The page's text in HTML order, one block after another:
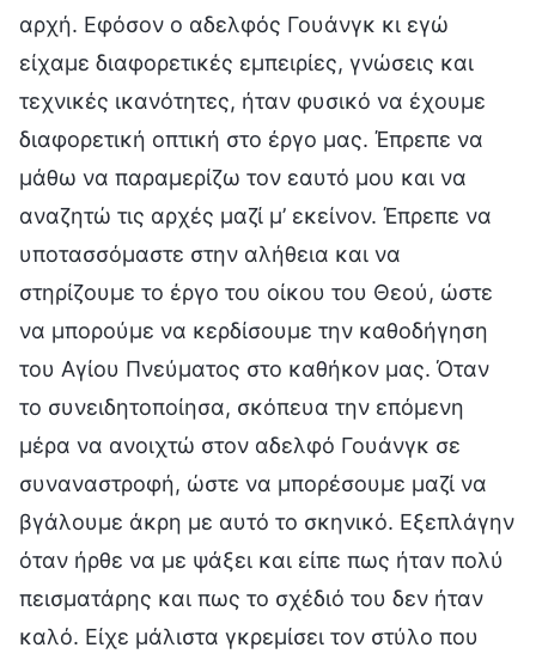
αρχή. Εφόσον ο αδελφός Γουάνγκ κι εγώ
είχαμε διαφορετικές εμπειρίες, γνώσεις και
τεχνικές ικανότητες, ήταν φυσικό να έχουμε
διαφορετική οπτική στο έργο μας. Έπρεπε να
μάθω να παραμερίζω τον εαυτό μου και να
αναζητώ τις αρχές μαζί μ’ εκείνον. Έπρεπε να
υποτασσόμαστε στην αλήθεια και να
στηρίζουμε το έργο του οίκου του Θεού, ώστε
να μπορούμε να κερδίσουμε την καθοδήγηση
του Αγίου Πνεύματος στο καθήκον μας. Όταν
το συνειδητοποίησα, σκόπευα την επόμενη
μέρα να ανοιχτώ στον αδελφό Γουάνγκ σε
συναναστροφή, ώστε να μπορέσουμε μαζί να
βγάλουμε άκρη με αυτό το σκηνικό. Εξεπλάγην
όταν ήρθε να με ψάξει και είπε πως ήταν πολύ
πεισματάρης και πως το σχέδιό του δεν ήταν
καλό. Είχε μάλιστα γκρεμίσει τον στύλο που